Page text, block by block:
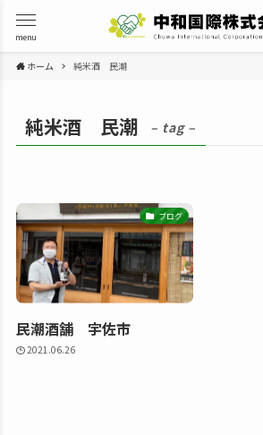
menu
ホーム 純米酒 民潮
純米酒 民潮 – tag –
ブログ
民潮酒舗 宇佐市
2021.06.26